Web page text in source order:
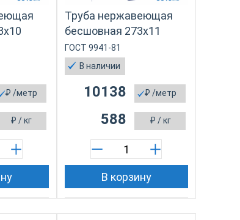
₽ /метр
₽ / кг
Труба нержавеющая
бесшовная 273х11
ГОСТ 9941-81
В наличии
₽ /метр
10138
₽ / кг
588
В корзину